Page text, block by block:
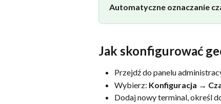
Automatyczne oznaczanie
Jak skonfigurować
Przejdź do panelu
Wybierz: Konfiguracja →
Dodaj nowy terminal, określ